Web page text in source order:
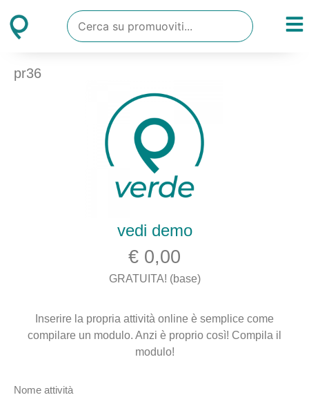
pr36
vedi demo
€ 0,00
GRATUITA! (base)
Inserire la propria attività online è semplice come
compilare un modulo. Anzi è proprio così! Compila il
modulo!
Nome attività